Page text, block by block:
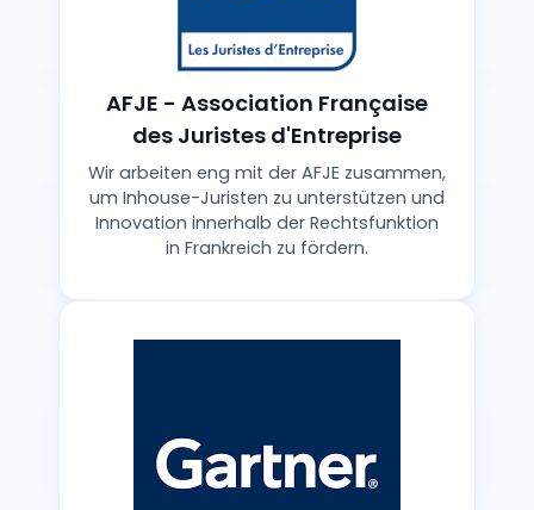
AFJE - Association Française
des Juristes d'Entreprise
Wir arbeiten eng mit der AFJE zusammen,
um Inhouse-Juristen zu unterstützen und
Innovation innerhalb der Rechtsfunktion
in Frankreich zu fördern.